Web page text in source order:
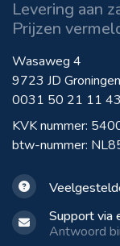
Levering aan
Prijzen
Wasaweg 4
9723 JD Groningen
0031 50 21 11
KVK nummer:
btw-nummer:
Support via
Antwoord